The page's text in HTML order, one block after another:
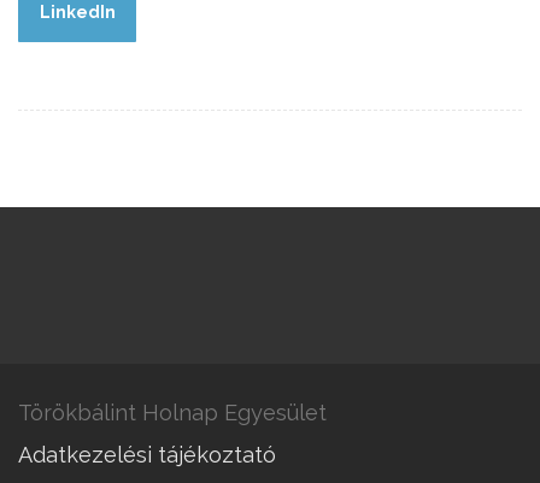
LinkedIn
Törökbálint Holnap Egyesület
Adatkezelési tájékoztató